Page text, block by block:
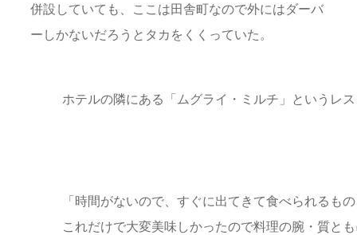
併設していても、ここは田舎町なので外にはダーバ
ーしかないだろうとタカをくくっていた。
ホテルの隣にある「ムグライ・ミルチ」というレ
「時間がないので、すぐに出てきて食べられるも
これだけで大変美味しかったので料理の腕・質と